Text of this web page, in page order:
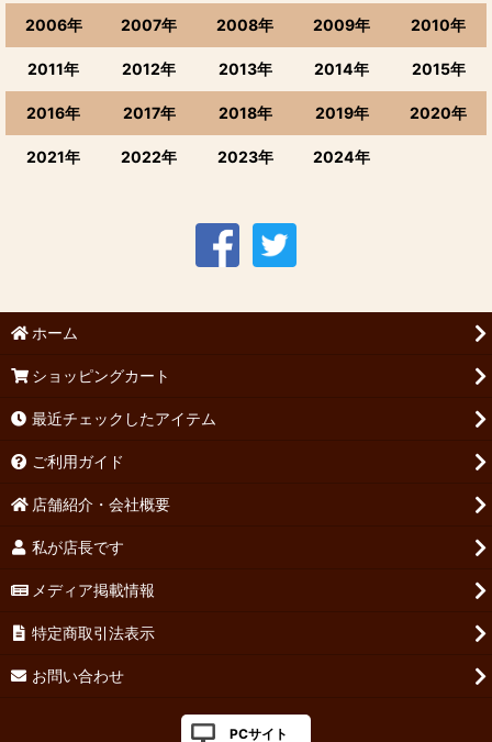
2006年 2007年 2008年 2009年 2010年
2011年 2012年 2013年 2014年 2015年
2016年 2017年 2018年 2019年 2020年
2021年 2022年 2023年 2024年
ホーム
ショッピングカート
最近チェックしたアイテム
ご利用ガイド
店舗紹介・会社概要
私が店長です
メディア掲載情報
特定商取引法表示
お問い合わせ
PCサイト